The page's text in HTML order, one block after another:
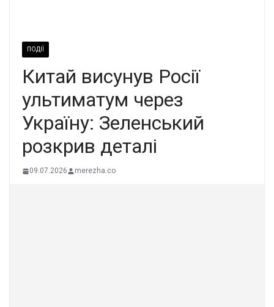
ПОДІЇ
Китай висунув Росії
ультиматум через
Україну: Зеленський
розкрив деталі
09.07.2026 merezha.co